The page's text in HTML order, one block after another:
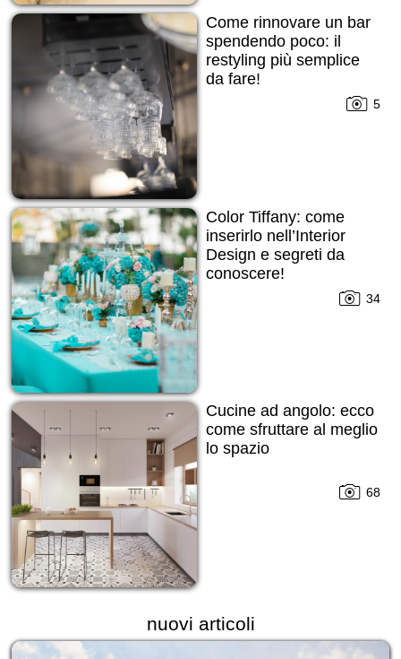
Come rinnovare un bar
spendendo poco: il
restyling più semplice
da fare!
5
Color Tiffany: come
inserirlo nell’Interior
Design e segreti da
conoscere!
34
Cucine ad angolo: ecco
come sfruttare al meglio
lo spazio
68
nuovi articoli